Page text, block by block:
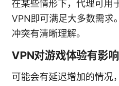
在某些情形下，代理可用
VPN即可满足大多数需求
冲突有清晰理解。
VPN对游戏体验有影响
可能会有延迟增加的情况